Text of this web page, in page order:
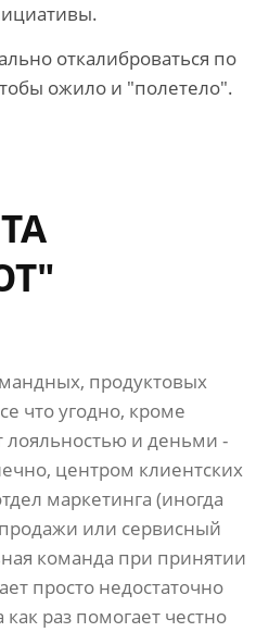
откалиброваться по
ожило и "полетело".
продуктовых
что угодно, кроме
лояльностью и деньми -
центром клиентских
маркетинга (иногда
или сервисный
команда при принятии
просто недостаточно
раз помогает честно